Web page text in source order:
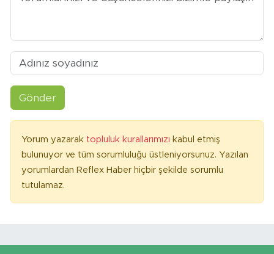
Gönder
Yorum yazarak topluluk kurallarımızı kabul etmiş
bulunuyor ve tüm sorumluluğu üstleniyorsunuz. Yazılan
yorumlardan Reflex Haber hiçbir şekilde sorumlu
tutulamaz.